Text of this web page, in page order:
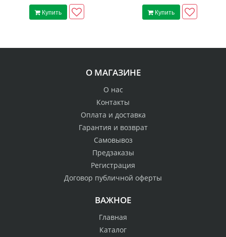
Купить Купить
О МАГАЗИНЕ
О нас
Контакты
Оплата и доставка
Гарантия и возврат
Самовывоз
Предзаказы
Регистрация
Договор публичной оферты
ВАЖНОЕ
Главная
Каталог